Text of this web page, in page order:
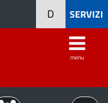
SERVIZI
D
menu